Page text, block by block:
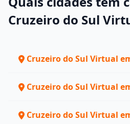
Cruzeiro do Sul
Cruzeiro do Sul Virtual
Cruzeiro do Sul Virtual
Cruzeiro do Sul Virtual